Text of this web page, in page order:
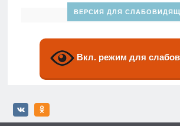
ВЕРСИЯ ДЛЯ
Вкл. режим для